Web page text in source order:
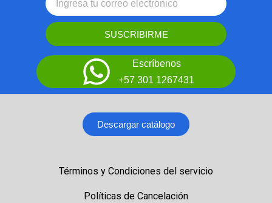
SUSCRIBIRME
Escríbenos
+57 301 1267431
Descargar catálogo
Términos y Condiciones del servicio
Políticas de Cancelación